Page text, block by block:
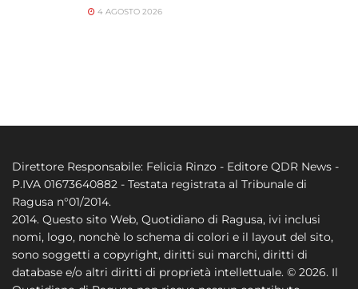
4 AGOSTO 2026
Direttore Responsabile: Felicia Rinzo - Editore QDR News -
P.IVA 01673640882 - Testata registrata al Tribunale di
Ragusa n°01/2014.
2014. Questo sito Web, Quotidiano di Ragusa, ivi inclusi
nomi, logo, nonchè lo schema di colori e il layout del sito,
sono soggetti a copyright, diritti sui marchi, diritti di
database e/o altri diritti di proprietà intellettuale. © 2026. Il